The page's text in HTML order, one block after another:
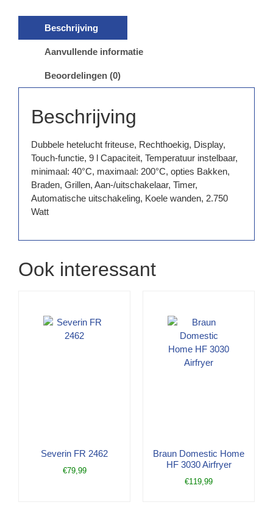
Beschrijving
Aanvullende informatie
Beoordelingen (0)
Beschrijving
Dubbele hetelucht friteuse, Rechthoekig, Display,
Touch-functie, 9 l Capaciteit, Temperatuur instelbaar,
minimaal: 40°C, maximaal: 200°C, opties Bakken,
Braden, Grillen, Aan-/uitschakelaar, Timer,
Automatische uitschakeling, Koele wanden, 2.750
Watt
Ook interessant
Severin FR 2462
€79,99
Braun Domestic Home
HF 3030 Airfryer
€119,99